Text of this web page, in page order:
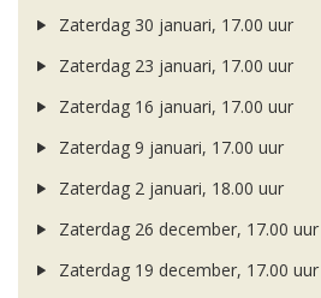
Zaterdag 30 januari, 17.00 uur
Zaterdag 23 januari, 17.00 uur
Zaterdag 16 januari, 17.00 uur
Zaterdag 9 januari, 17.00 uur
Zaterdag 2 januari, 18.00 uur
Zaterdag 26 december, 17.00 uur
Zaterdag 19 december, 17.00 uur